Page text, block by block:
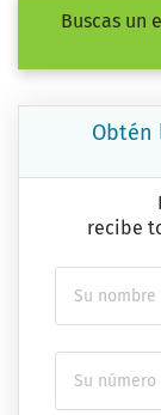
Buscas un
Obtén
recibe